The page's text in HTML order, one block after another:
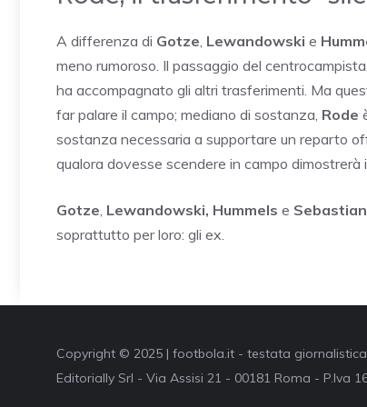
A differenza di Gotze, Lewandowski e
meno rumoroso. Il passaggio del
ha accompagnato gli altri trasferimenti. Ma
far palare il campo; mediano di sostanza, Rode
sostanza necessaria a supportare un reparto
qualora dovesse scendere in campo
Gotze, Lewandowski, Hummels e
soprattutto per loro: gli ex.
Copyright © 2025 | footbola.it - testata
Editorially Srl - Via Assisi 21 - 00181 Roma - P.Iva